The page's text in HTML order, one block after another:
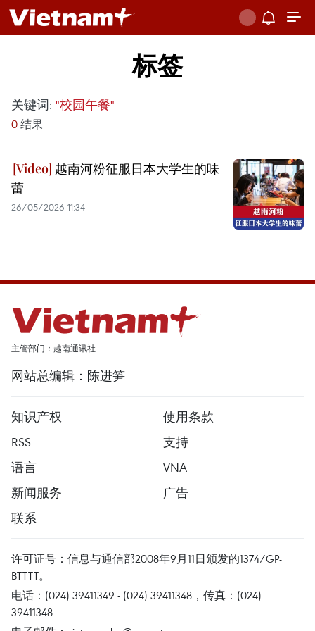
标签
关键词: "校园午餐"
0 结果
越南河粉征服日本大学生的味
蕾
26/05/2026 11:34
主管部门：越南通讯社
网站总编辑：陈进笋
知识产权
使用条款
RSS
支持
语言
VNA
新闻服务
广告
联系
许可证号：信息与通信部2008年9月11日颁发的1374/GP-
BTTTT。
电话：(024) 39411349 - (024) 39411348，传真：(024)
39411348